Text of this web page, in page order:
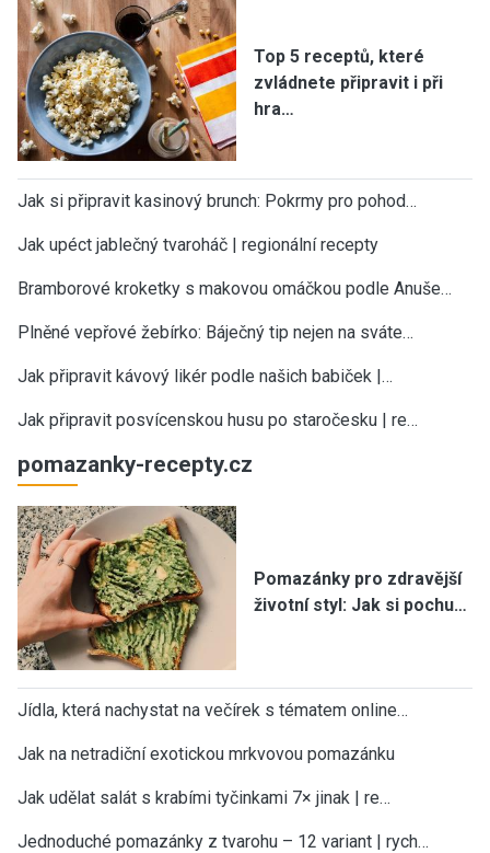
Top 5 receptů, které
zvládnete připravit i při
hra…
Jak si připravit kasinový brunch: Pokrmy pro pohod…
Jak upéct jablečný tvaroháč | regionální recepty
Bramborové kroketky s makovou omáčkou podle Anuše…
Plněné vepřové žebírko: Báječný tip nejen na sváte…
Jak připravit kávový likér podle našich babiček |…
Jak připravit posvícenskou husu po staročesku | re…
pomazanky-recepty.cz
Pomazánky pro zdravější
životní styl: Jak si pochu…
Jídla, která nachystat na večírek s tématem online…
Jak na netradiční exotickou mrkvovou pomazánku
Jak udělat salát s krabími tyčinkami 7× jinak | re…
Jednoduché pomazánky z tvarohu – 12 variant | rych…